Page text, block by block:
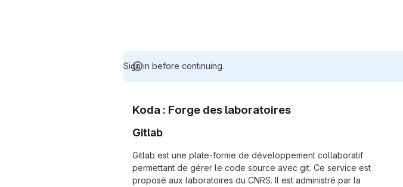
Sign in before continuing.
Koda : Forge des laboratoires
Gitlab
Gitlab est une plate-forme de développement collaboratif
permettant de gérer le code source avec git. Ce service est
proposé aux laboratoires du CNRS. Il est administré par la